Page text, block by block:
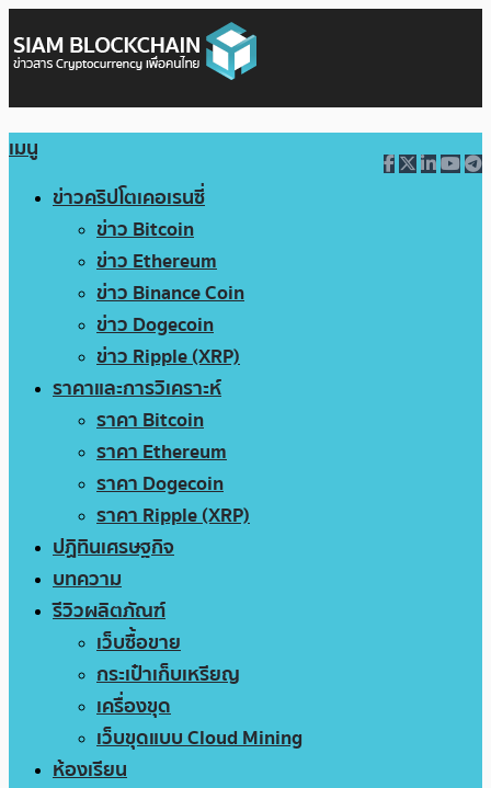
เมนู
ข่าวคริปโตเคอเรนซี่
ข่าว Bitcoin
ข่าว Ethereum
ข่าว Binance Coin
ข่าว Dogecoin
ข่าว Ripple (XRP)
ราคาและการวิเคราะห์
ราคา Bitcoin
ราคา Ethereum
ราคา Dogecoin
ราคา Ripple (XRP)
ปฏิทินเศรษฐกิจ
บทความ
รีวิวผลิตภัณฑ์
เว็บซื้อขาย
กระเป๋าเก็บเหรียญ
เครื่องขุด
เว็บขุดแบบ Cloud Mining
ห้องเรียน